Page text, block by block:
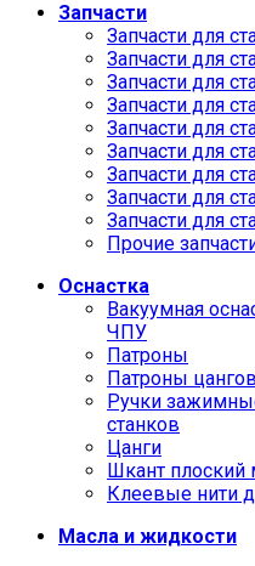
Запчасти
Запчасти для
Запчасти для
Запчасти для
Запчасти для
Запчасти для
Запчасти для
Запчасти для
Запчасти для
Запчасти для
Прочие
Оснастка
Вакуумная
ЧПУ
Патроны
Патроны
Ручки
станков
Цанги
Шкант
Клеевые нити
Масла и жидкости